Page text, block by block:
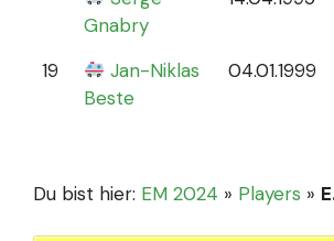
Gnabry
19
Jan-Niklas
Beste
04.01.1999
Du bist hier: EM 2024 » Players »